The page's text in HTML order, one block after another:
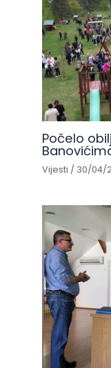
Počelo
Vijesti / 30/04/